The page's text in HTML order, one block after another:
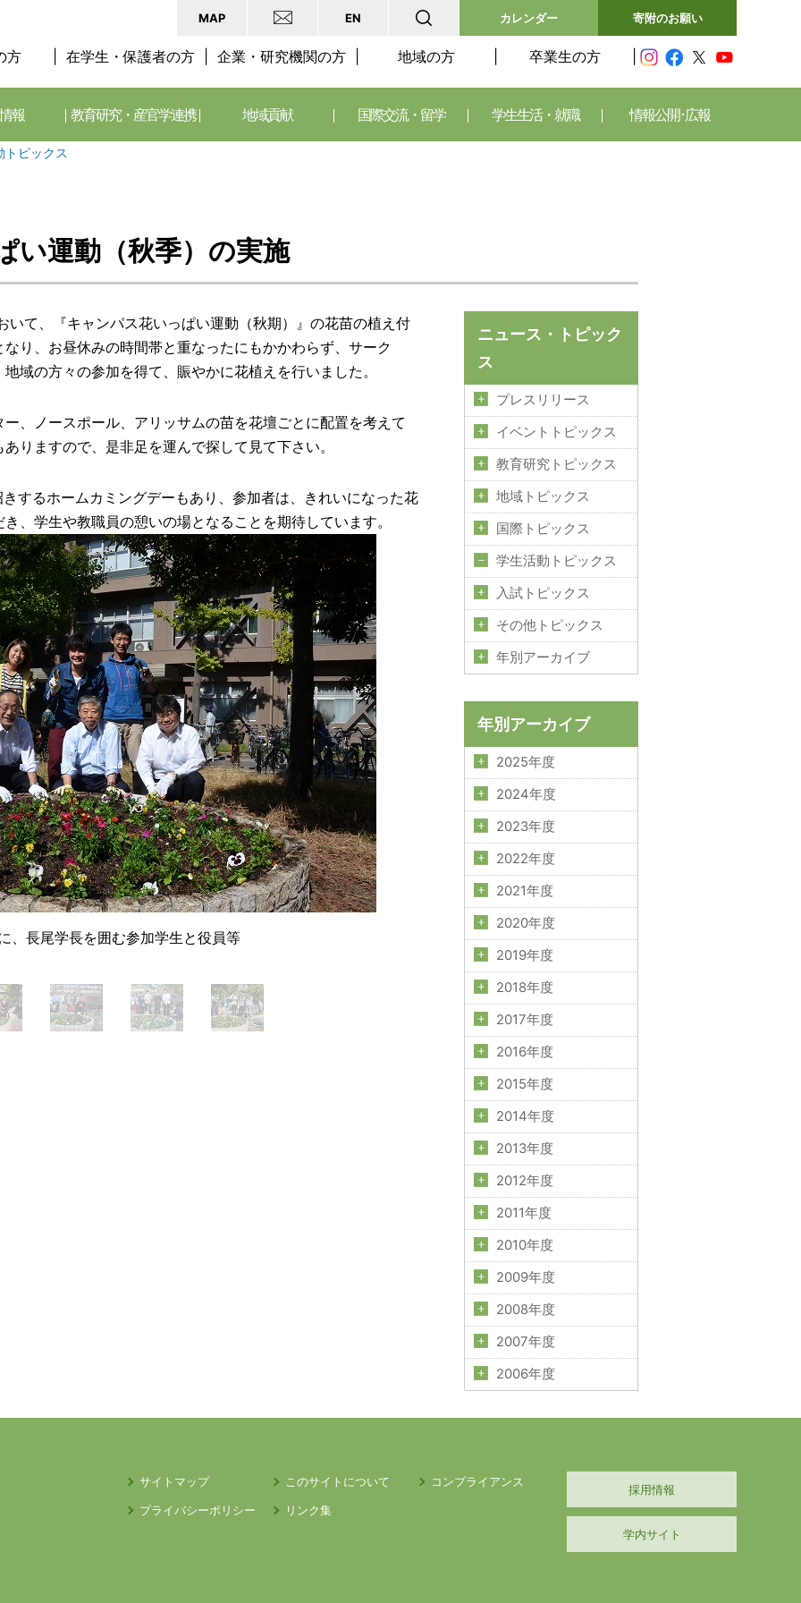
MAP EN カレンダー 寄附のお願い
方 在学生・保護者の方 企業・研究機関の方 地域の方 卒業生の方
報 教育研究・産官学連携 地域貢献 国際交流・留学 学生生活・就職 情報公開･広報
トピックス
い運動（秋季）の実施
いて、『キャンパス花いっぱい運動（秋期）』の花苗の植え付
り、お昼休みの時間帯と重なったにもかかわらず、サーク
域の方々の参加を得て、賑やかに花植えを行いました。
、ノースポール、アリッサムの苗を花壇ごとに配置を考えて
りますので、是非足を運んで探して見て下さい。
するホームカミングデーもあり、参加者は、きれいになった花
、学生や教職員の憩いの場となることを期待しています。
、長尾学長を囲む参加学生と役員等
ニュース・トピック
ス
プレスリリース
イベントトピックス
教育研究トピックス
地域トピックス
国際トピックス
学生活動トピックス
入試トピックス
その他トピックス
年別アーカイブ
年別アーカイブ
2025年度
2024年度
2023年度
2022年度
2021年度
2020年度
2019年度
2018年度
2017年度
2016年度
2015年度
2014年度
2013年度
2012年度
2011年度
2010年度
2009年度
2008年度
2007年度
2006年度
サイトマップ このサイトについて
コンプライアンス
プライバシーポリシー
リンク集
採用情報
学内サイト